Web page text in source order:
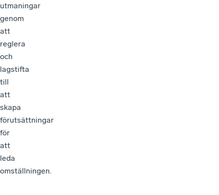
utmaningar
genom
att
reglera
och
lagstifta
till
att
skapa
förutsättningar
för
att
leda
omställningen.